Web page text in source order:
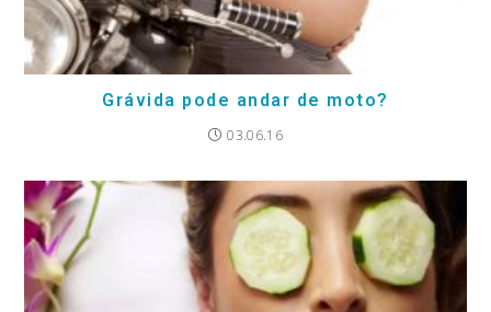
Grávida pode andar de moto?
03.06.16